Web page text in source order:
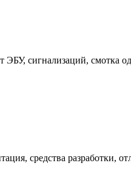
сигнализаций, смотка
средства разработки,